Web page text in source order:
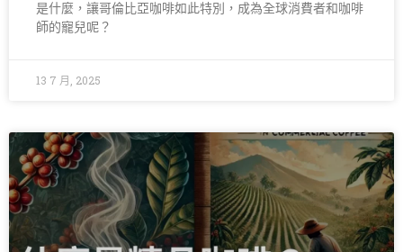
是什麼，讓哥倫比亞咖啡如此特別，成為全球消費者和咖啡
師的寵兒呢？
13 7 月, 2025